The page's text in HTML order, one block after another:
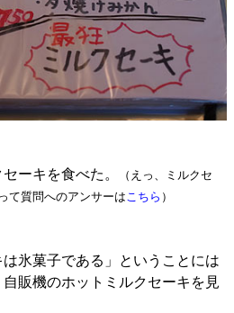
ーキを食べた。
（えっ、ミルクセ
て質問へのアンサーはこちら ）
は氷菓子である」ということには
販機のホットミルクセーキを見